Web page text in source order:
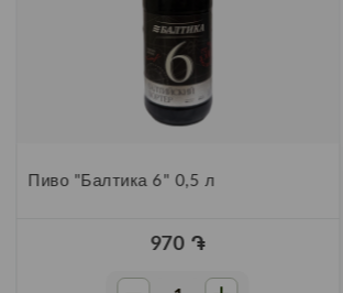
Пиво "Балтика 6" 0,5 л
970 ֏